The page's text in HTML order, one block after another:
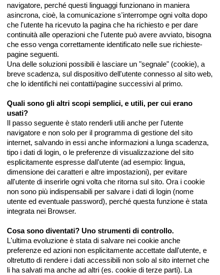
navigatore, perché questi linguaggi funzionano in maniera
asincrona, cioè, la comunicazione s'interrompe ogni volta dopo
che l'utente ha ricevuto la pagina che ha richiesto e per dare
continuità alle operazioni che l'utente può avere avviato, bisogna
che esso venga correttamente identificato nelle sue richieste-
pagine seguenti.
Una delle soluzioni possibili è lasciare un "segnale" (cookie), a
breve scadenza, sul dispositivo dell'utente connesso al sito web,
che lo identifichi nei contatti/pagine successivi al primo.
Quali sono gli altri scopi semplici, e utili, per cui erano
usati?
Il passo seguente è stato renderli utili anche per l'utente
navigatore e non solo per il programma di gestione del sito
internet, salvando in essi anche informazioni a lunga scadenza,
tipo i dati di login, o le preferenze di visualizzazione del sito
esplicitamente espresse dall'utente (ad esempio: lingua,
dimensione dei caratteri e altre impostazioni), per evitare
all'utente di inserirle ogni volta che ritorna sul sito. Ora i cookie
non sono più indispensabili per salvare i dati di login (nome
utente ed eventuale password), perché questa funzione è stata
integrata nei Browser.
Cosa sono diventati? Uno strumenti di controllo.
L'ultima evoluzione è stata di salvare nei cookie anche
preferenze ed azioni non esplicitamente accettate dall'utente, e
oltretutto di rendere i dati accessibili non solo al sito internet che
li ha salvati ma anche ad altri (es. cookie di terze parti). La